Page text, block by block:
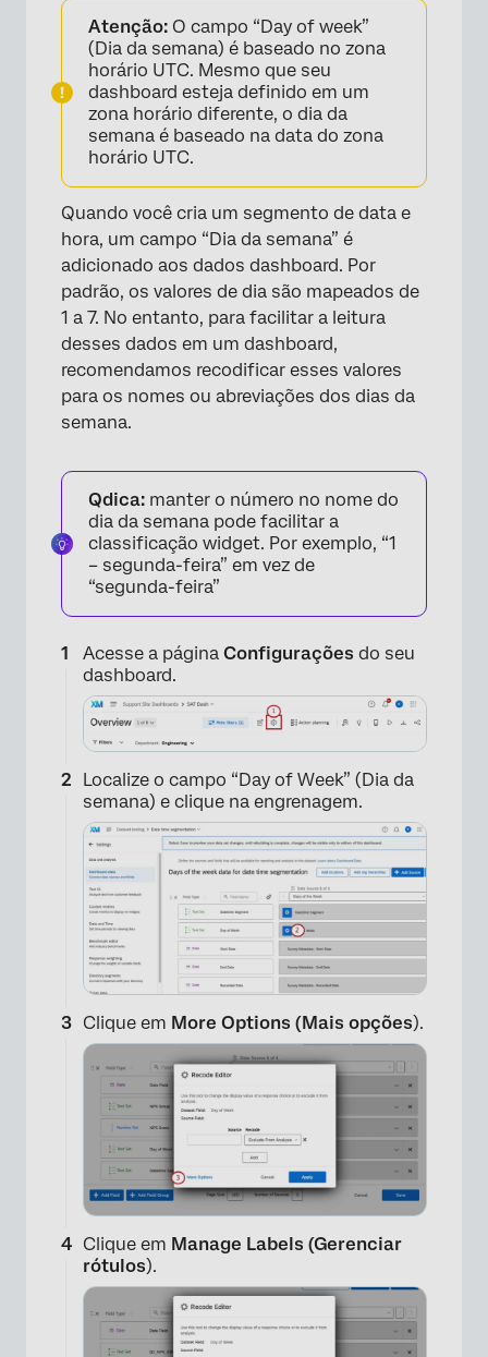
×
×
Atenção: O campo “Day of week”
(Dia da semana) é baseado no zona
horário UTC. Mesmo que seu
dashboard esteja definido em um
zona horário diferente, o dia da
semana é baseado na data do zona
horário UTC.
Quando você cria um segmento de data e
hora, um campo “Dia da semana” é
adicionado aos dados dashboard. Por
padrão, os valores de dia são mapeados de
1 a 7. No entanto, para facilitar a leitura
desses dados em um dashboard,
recomendamos recodificar esses valores
para os nomes ou abreviações dos dias da
semana.
Qdica: manter o número no nome do
dia da semana pode facilitar a
classificação widget. Por exemplo, “1
– segunda-feira” em vez de
“segunda-feira”
Acesse a página Configurações do seu
dashboard.
Localize o campo “Day of Week” (Dia da
semana) e clique na engrenagem.
Clique em More Options (Mais opções).
Clique em Manage Labels (Gerenciar
rótulos).